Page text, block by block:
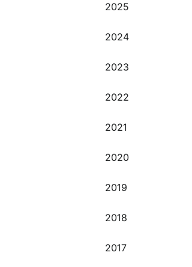
2025
2024
2023
2022
2021
2020
2019
2018
2017